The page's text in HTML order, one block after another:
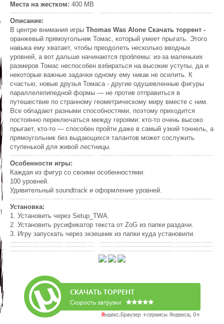
Места на жестком: 400 MB
Описание:
В центре внимания игры Thomas Was Alone Скачать торрент -
оранжевый прямоугольник Томас, который умеет прыгать. Этого
навыка ему хватает, чтобы преодолеть несколько вводных
уровней, а вот дальше начинаются проблемы: из-за маленьких
размеров Томас неспособен взбираться на высокие уступы, да и
некоторые важные задачки одному ему никак не осилить. К
счастью, новые друзья Томаса - другие одушевленные фигуры
параллелепипедной формы — не против отправиться в
путешествие по странному геометрическому миру вместе с ним.
Все обладают разными способностями, поэтому приходится
постоянно переключаться между героями: кто-то очень высоко
прыгает, кто-то — способен пройти даже в самый узкий тоннель, а
прямоугольник без выдающихся талантов может сослужить
ступенькой для живой лестницы.
Особенности игры:
Каждая из фигур со своими особенностями.
100 уровней.
Удивительный soundtrack и оформление уровней.
Установка:
1. Установить через Setup_TWA.
2. Установить русификатор текста от ZoG из папки раздачи.
3. Игру запускать через экзешник из папки куда установили.